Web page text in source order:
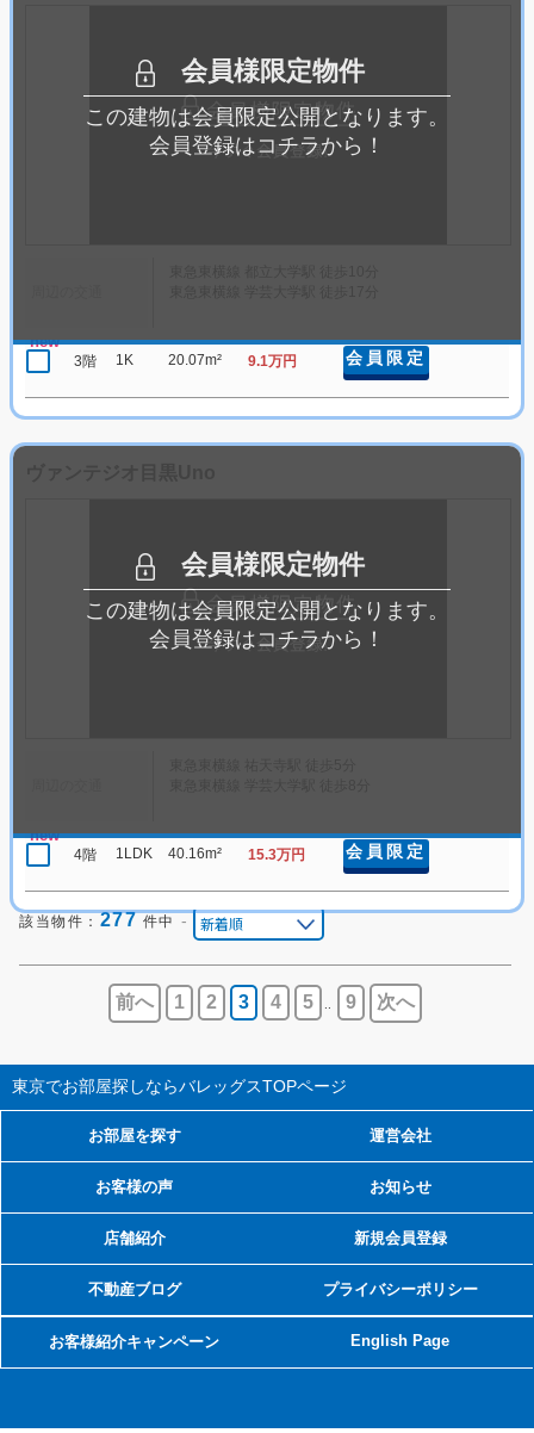
会員様限定物件
この建物は会員限定公開となります。
会員登録はコチラから！
new
3階 1K 20.07m² 9.1万円 会員限定
会員様限定物件
この建物は会員限定公開となります。
会員登録はコチラから！
new
4階 1LDK 40.16m² 15.3万円 会員限定
該当物件： 277 件中 -
前へ 1 2 3 4 5 9 次へ
東京でお部屋探しならバレッグスTOPページ
お部屋を探す
お客様の声
店舗紹介
不動産ブログ
お客様紹介キャンペーン
運営会社
お知らせ
新規会員登録
プライバシーポリシー
English Page